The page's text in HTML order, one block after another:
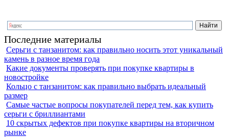
Последние материалы
Серьги с танзанитом: как правильно носить этот уникальный
камень в разное время года
Какие документы проверять при покупке квартиры в
новостройке
Кольцо с танзанитом: как правильно выбрать идеальный
размер
Самые частые вопросы покупателей перед тем, как купить
серьги с бриллиантами
10 скрытых дефектов при покупке квартиры на вторичном
рынке